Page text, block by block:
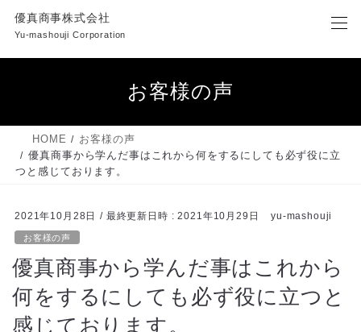
ン
キ
ー
に
優真商事株式会社
Yu-mashouji Corporation
お客様の声
HOME
お客様の声
優真商事から学んだ事はこれから何をするにしても必ず役に立
つと感じております。
2021年10月28日 / 最終更新日時 :2021年10月29日 yu-mashouji
お客様の声
優真商事から学んだ事はこれから
何をするにしても必ず役に立つと
感じております。